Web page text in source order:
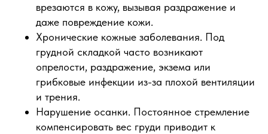
врезаются в кожу, вызывая раздражение и
даже повреждение кожи.
Хронические кожные заболевания. Под
грудной складкой часто возникают
опрелости, раздражение, экзема или
грибковые инфекции из-за плохой вентиляции
и трения.
Нарушение осанки. Постоянное стремление
компенсировать вес груди приводит к